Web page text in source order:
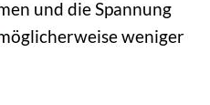
und die Spannung
weniger